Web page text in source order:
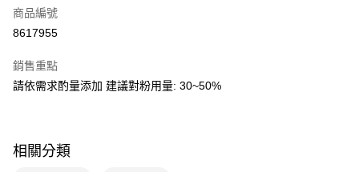
LINE Pay
悠遊付
全盈+PAY
商品編號
8617955
銷售重點
請依需求酌量添加 建議對粉用量: 30~50%
相關分類